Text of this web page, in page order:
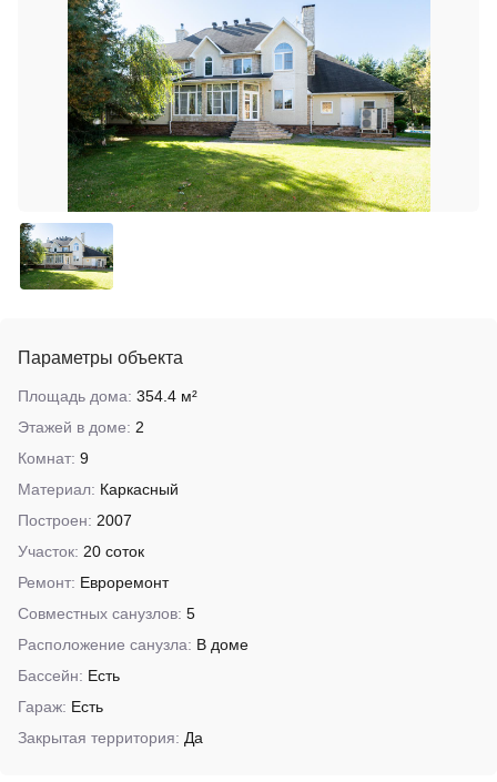
Параметры объекта
Площадь дома: 354.4 м²
Этажей в доме: 2
Комнат: 9
Материал: Каркасный
Построен: 2007
Участок: 20 соток
Ремонт: Евроремонт
Совместных санузлов: 5
Расположение санузла: В доме
Бассейн: Есть
Гараж: Есть
Закрытая территория: Да